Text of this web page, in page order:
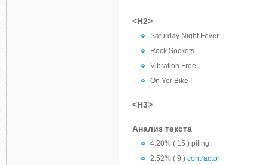
<H2>
Saturday Night Fever
Rock Sockets
Vibration Free
On Yer Bike !
<H3>
Анализ текста
4.20% ( 15 ) piling
2.52% ( 9 ) contractor